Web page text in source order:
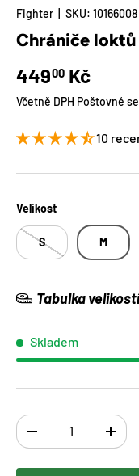
Fighter SKU: 10166008
Chrániče loktů
Běžná cena
44900 Kč
Včetně DPH Poštovné
10
Velikost
S M
Tabulka velikostí
Skladem
Ks
TRANSLATION